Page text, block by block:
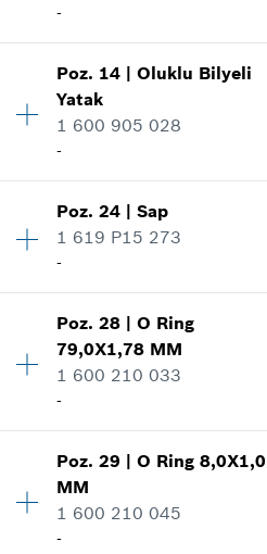
53,86 TL*
*Fiyatlara KDV dahildir.
Şekli göster
53,96 TL*
Fiyatlara KDV dahildir.
-
Miktar 1
Fiyat grubu
Yedek parça bilgisi
Şekli göster
189,20 TL*
*Fiyatlara KDV dahildir.
Poz. 14 |Oluklu Bilyeli
Yatak
1 600 905 028
-
Miktar 1
Fiyat grubu:24
Nerede kullanıldı.
Şekli göster
431,09 TL*
Poz.24 |Sap
1 619 P15 273
-
Fiyat grubu :21
Yedek parça bilgisi
Poz.28 |O Ring
79,0X1,78 MM
1 600 210 033
-
Miktar 1
Fiyat grubu
Yedek parça bilgisi
Poz.29 |O Ring 8,0X1,0
MM
1 600 210 045
-